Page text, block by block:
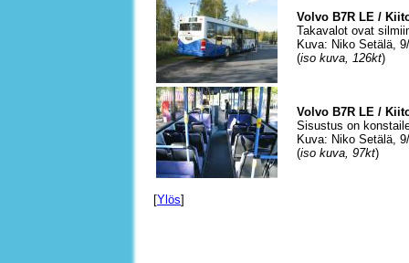
Volvo B7R LE /
Takavalot ovat
Kuva: Niko Setälä,
(iso kuva, 126kt)
Volvo B7R LE /
Sisustus on
Kuva: Niko Setälä,
(iso kuva, 97kt)
[Ylös]